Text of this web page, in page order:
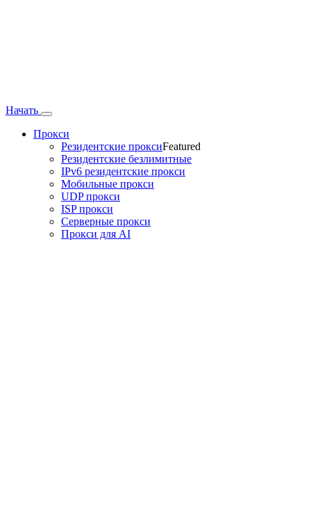
Начать
Прокси
Резидентские проксиFeatured
Резидентские безлимитные
IPv6 резидентские прокси
Мобильные прокси
UDP прокси
ISP прокси
Серверные прокси
Прокси для AI